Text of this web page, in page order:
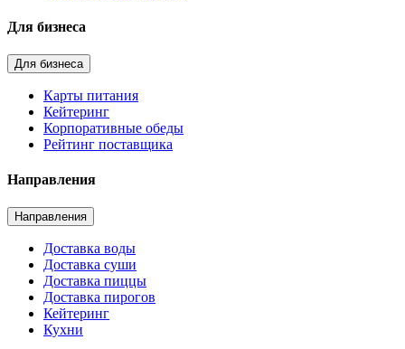
Для бизнеса
Для бизнеса
Карты питания
Кейтеринг
Корпоративные обеды
Рейтинг поставщика
Направления
Направления
Доставка воды
Доставка суши
Доставка пиццы
Доставка пирогов
Кейтеринг
Кухни